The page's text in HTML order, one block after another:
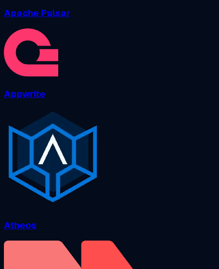
Apache Pulsar
Appwrite
Atheos